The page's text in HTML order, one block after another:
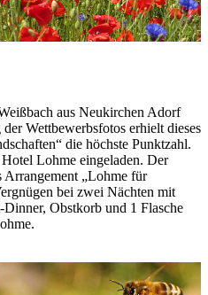
aus Neukirchen Adorf
Wettbewerbsfotos erhielt dieses
die höchste Punktzahl.
Lohme eingeladen. Der
Arrangement „Lohme für
bei zwei Nächten mit
Obstkorb und 1 Flasche